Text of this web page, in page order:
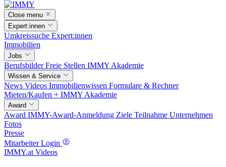
Close menu
Expert:innen
Umkreissuche Expert:innen
Immobilien
Jobs
BerufsbilderFreie Stellen IMMY Akademie
Wissen & Service
News Videos Immobilienwissen Formulare & Rechner
Mieten/Kaufen + IMMY Akademie
Award
Award IMMY-Award-Anmeldung Ziele Teilnahme Unternehmen
Fotos
Presse
Mitarbeiter Login
IMMY.at Videos